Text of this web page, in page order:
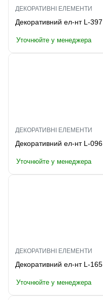
ДЕКОРАТИВНІ ЕЛЕМЕНТИ
Декоративний ел-нт L-397
Уточнюйте у менеджера
ДЕКОРАТИВНІ ЕЛЕМЕНТИ
Декоративний ел-нт L-096
Уточнюйте у менеджера
ДЕКОРАТИВНІ ЕЛЕМЕНТИ
Декоративний ел-нт L-165
Уточнюйте у менеджера